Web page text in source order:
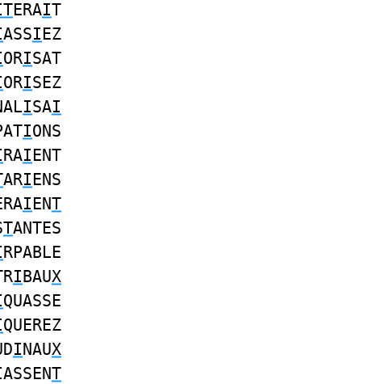
ERAIT
ASSIEZ
ORISAT
ORISEZ
ISAI
IONS
RAIENT
ARIENS
IENT
TANTES
RPABLE
IBAUX
QUASSE
QUEREZ
INAUX
T